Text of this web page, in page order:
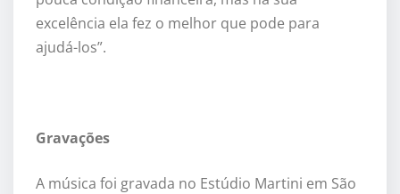
excelência ela fez o melhor que pode para
ajudá-los”.
Gravações
A música foi gravada no Estúdio Martini em São